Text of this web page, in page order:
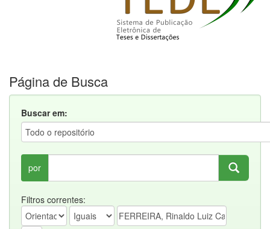
Página de Busca
Buscar em:
por
Filtros correntes: